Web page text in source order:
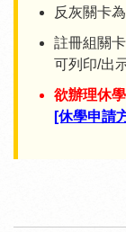
反灰關卡
註冊組關
可列印/出
欲辦理休
[休學申請